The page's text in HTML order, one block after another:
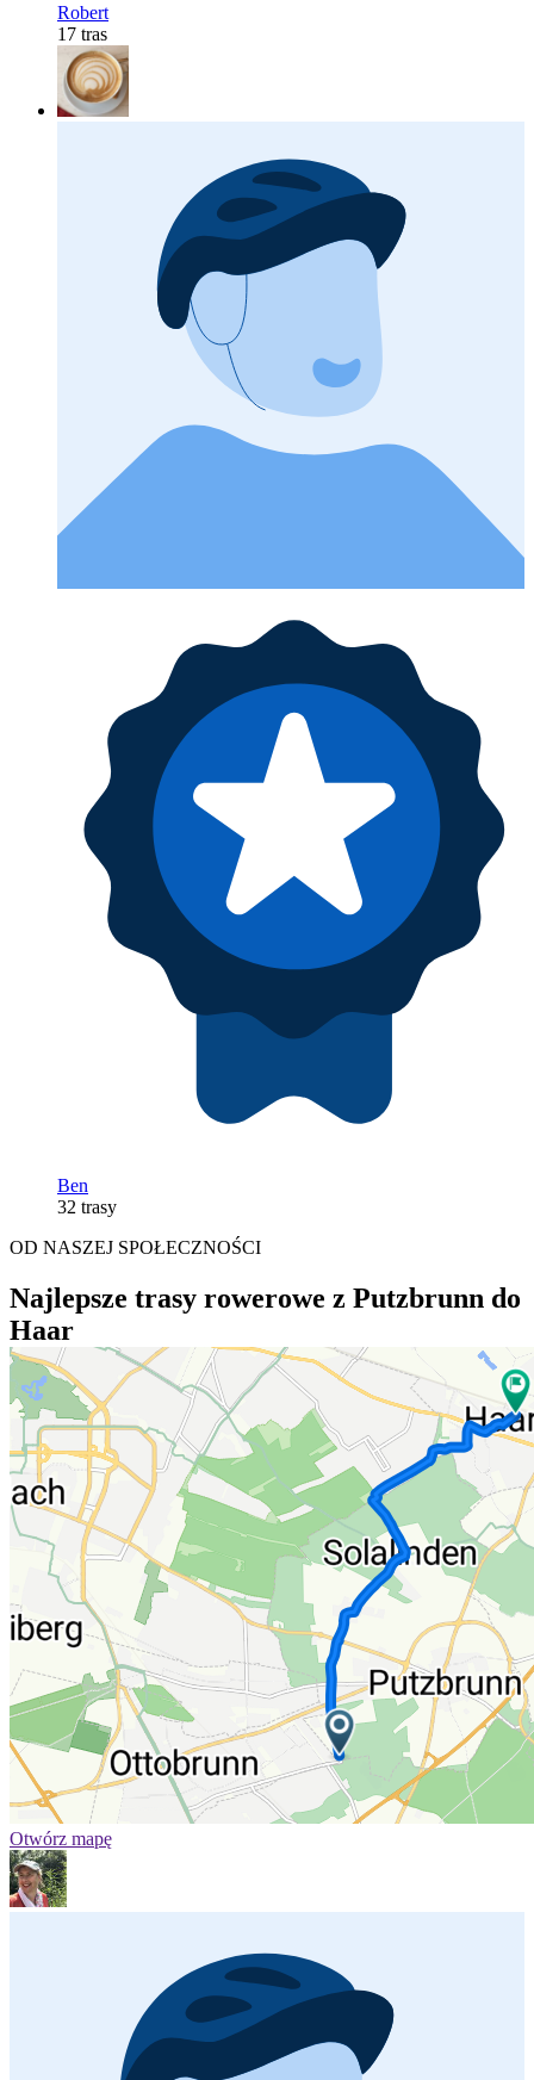
Robert
17 tras
Ben
32 trasy
OD NASZEJ SPOŁECZNOŚCI
Najlepsze trasy rowerowe z Putzbrunn do
Haar
Otwórz mapę